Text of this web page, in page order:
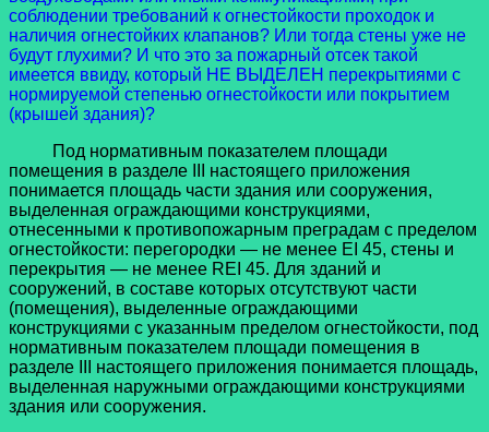
соблюдении требований к огнестойкости проходок и
наличия огнестойких клапанов? Или тогда стены уже не
будут глухими? И что это за пожарный отсек такой
имеется ввиду, который НЕ ВЫДЕЛЕН перекрытиями с
нормируемой степенью огнестойкости или покрытием
(крышей здания)?
Под нормативным показателем площади
помещения в разделе III настоящего приложения
понимается площадь части здания или сооружения,
выделенная ограждающими конструкциями,
отнесенными к противопожарным преградам с пределом
огнестойкости: перегородки — не менее EI 45, стены и
перекрытия — не менее REI 45. Для зданий и
сооружений, в составе которых отсутствуют части
(помещения), выделенные ограждающими
конструкциями с указанным пределом огнестойкости, под
нормативным показателем площади помещения в
разделе III настоящего приложения понимается площадь,
выделенная наружными ограждающими конструкциями
здания или сооружения.